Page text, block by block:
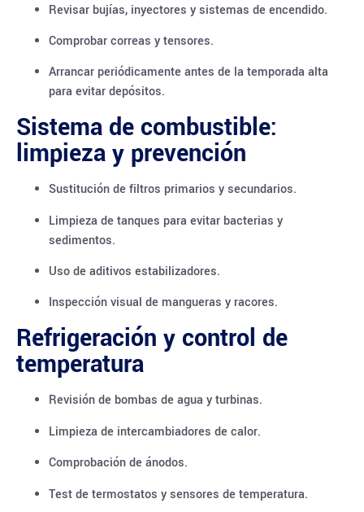
Revisar bujías, inyectores y sistemas de encendido.
Comprobar correas y tensores.
Arrancar periódicamente antes de la temporada alta
para evitar depósitos.
Sistema de combustible:
limpieza y prevención
Sustitución de filtros primarios y secundarios.
Limpieza de tanques para evitar bacterias y
sedimentos.
Uso de aditivos estabilizadores.
Inspección visual de mangueras y racores.
Refrigeración y control de
temperatura
Revisión de bombas de agua y turbinas.
Limpieza de intercambiadores de calor.
Comprobación de ánodos.
Test de termostatos y sensores de temperatura.